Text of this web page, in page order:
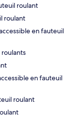
roulant
roulant
en fauteuil
roulants
en fauteuil
roulant